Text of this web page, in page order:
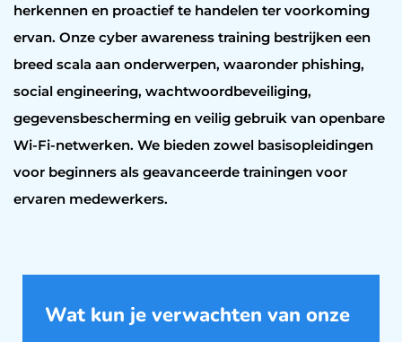
herkennen en proactief te handelen ter voorkoming
ervan. Onze cyber awareness training bestrijken een
breed scala aan onderwerpen, waaronder phishing,
social engineering, wachtwoordbeveiliging,
gegevensbescherming en veilig gebruik van openbare
Wi-Fi-netwerken. We bieden zowel basisopleidingen
voor beginners als geavanceerde trainingen voor
ervaren medewerkers.
Wat kun je verwachten van onze